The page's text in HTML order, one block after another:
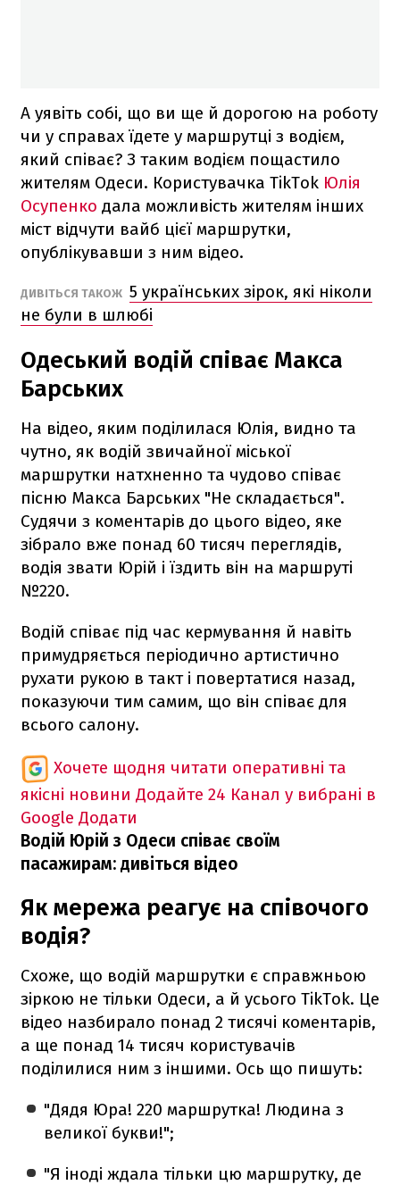
А уявіть собі, що ви ще й дорогою на роботу
чи у справах їдете у маршрутці з водієм,
який співає? З таким водієм пощастило
жителям Одеси. Користувачка TikTok Юлія
Осупенко дала можливість жителям інших
міст відчути вайб цієї маршрутки,
опублікувавши з ним відео.
ДИВІТЬСЯ ТАКОЖ 5 українських зірок, які ніколи
не були в шлюбі
Одеський водій співає Макса
Барських
На відео, яким поділилася Юлія, видно та
чутно, як водій звичайної міської
маршрутки натхненно та чудово співає
пісню Макса Барських "Не складається".
Судячи з коментарів до цього відео, яке
зібрало вже понад 60 тисяч переглядів,
водія звати Юрій і їздить він на маршруті
№220.
Водій співає під час кермування й навіть
примудряється періодично артистично
рухати рукою в такт і повертатися назад,
показуючи тим самим, що він співає для
всього салону.
Хочете щодня читати оперативні та
якісні новини Додайте 24 Канал у вибрані в
Google Додати
Водій Юрій з Одеси співає своїм
пасажирам: дивіться відео
Як мережа реагує на співочого
водія?
Схоже, що водій маршрутки є справжньою
зіркою не тільки Одеси, а й усього TikTok. Це
відео назбирало понад 2 тисячі коментарів,
а ще понад 14 тисяч користувачів
поділилися ним з іншими. Ось що пишуть:
"Дядя Юра! 220 маршрутка! Людина з
великої букви!";
"Я іноді ждала тільки цю маршрутку, де